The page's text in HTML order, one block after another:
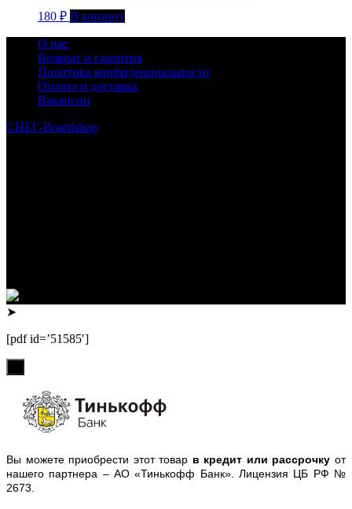
180 ₽ В корзину
О нас
Возврат и гарантия
Политика конфиденциальности
Оплата и доставка
Вакансии
СНЕГ-Boardshop
➤
[pdf id=’51585′]
Вы можете приобрести этот товар в кредит или рассрочку от
нашего партнера – АО «Тинькофф Банк». Лицензия ЦБ РФ №
2673.